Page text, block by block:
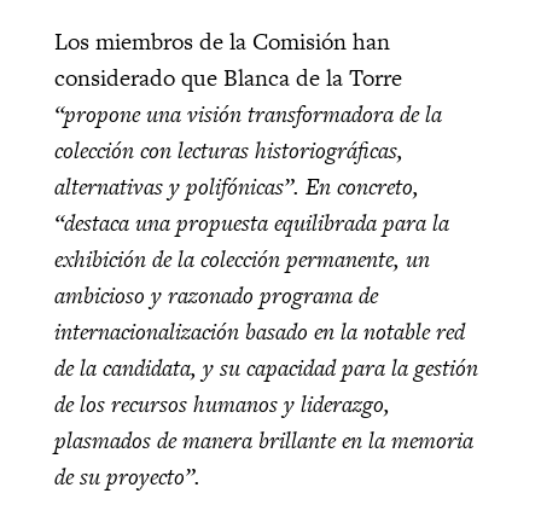
Los miembros de la Comisión han
considerado que Blanca de la Torre
“propone una visión transformadora de la
colección con lecturas historiográficas,
alternativas y polifónicas”. En concreto,
“destaca una propuesta equilibrada para la
exhibición de la colección permanente, un
ambicioso y razonado programa de
internacionalización basado en la notable red
de la candidata, y su capacidad para la gestión
de los recursos humanos y liderazgo,
plasmados de manera brillante en la memoria
de su proyecto”.